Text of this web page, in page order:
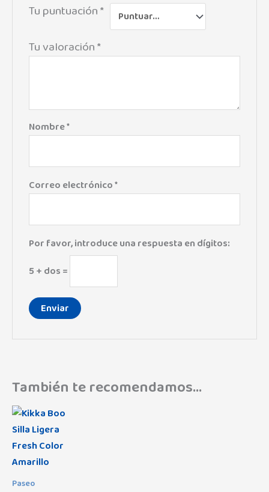
Tu puntuación*
Tu valoración*
Nombre*
Correo electrónico*
Por favor, introduce una respuesta en dígitos:
5 + dos =
También te recomendamos…
Paseo